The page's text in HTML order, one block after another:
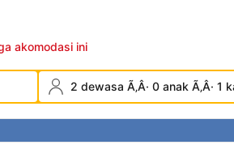
akomodasi ini
2 dewasa Ã‚Â· 0 anak Ã‚Â· 1